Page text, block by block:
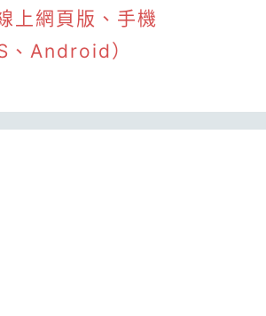
上網頁版、手機
、Android）